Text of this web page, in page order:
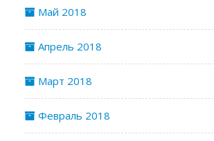
Май 2018
Апрель 2018
Март 2018
Февраль 2018